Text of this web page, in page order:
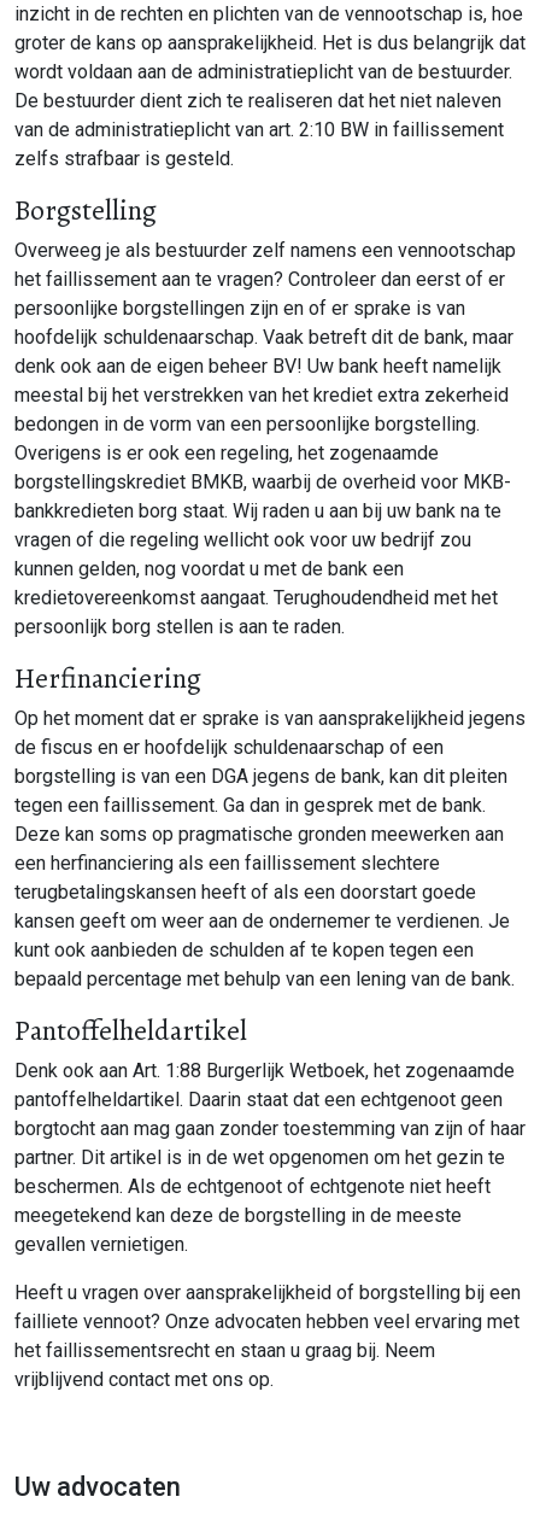
inzicht in de rechten en plichten van de vennootschap is, hoe
groter de kans op aansprakelijkheid. Het is dus belangrijk dat
wordt voldaan aan de administratieplicht van de bestuurder.
De bestuurder dient zich te realiseren dat het niet naleven
van de administratieplicht van art. 2:10 BW in faillissement
zelfs strafbaar is gesteld.
Borgstelling
Overweeg je als bestuurder zelf namens een vennootschap
het faillissement aan te vragen? Controleer dan eerst of er
persoonlijke borgstellingen zijn en of er sprake is van
hoofdelijk schuldenaarschap. Vaak betreft dit de bank, maar
denk ook aan de eigen beheer BV! Uw bank heeft namelijk
meestal bij het verstrekken van het krediet extra zekerheid
bedongen in de vorm van een persoonlijke borgstelling.
Overigens is er ook een regeling, het zogenaamde
borgstellingskrediet BMKB, waarbij de overheid voor MKB-
bankkredieten borg staat. Wij raden u aan bij uw bank na te
vragen of die regeling wellicht ook voor uw bedrijf zou
kunnen gelden, nog voordat u met de bank een
kredietovereenkomst aangaat. Terughoudendheid met het
persoonlijk borg stellen is aan te raden.
Herfinanciering
Op het moment dat er sprake is van aansprakelijkheid jegens
de fiscus en er hoofdelijk schuldenaarschap of een
borgstelling is van een DGA jegens de bank, kan dit pleiten
tegen een faillissement. Ga dan in gesprek met de bank.
Deze kan soms op pragmatische gronden meewerken aan
een herfinanciering als een faillissement slechtere
terugbetalingskansen heeft of als een doorstart goede
kansen geeft om weer aan de ondernemer te verdienen. Je
kunt ook aanbieden de schulden af te kopen tegen een
bepaald percentage met behulp van een lening van de bank.
Pantoffelheldartikel
Denk ook aan Art. 1:88 Burgerlijk Wetboek, het zogenaamde
pantoffelheldartikel. Daarin staat dat een echtgenoot geen
borgtocht aan mag gaan zonder toestemming van zijn of haar
partner. Dit artikel is in de wet opgenomen om het gezin te
beschermen. Als de echtgenoot of echtgenote niet heeft
meegetekend kan deze de borgstelling in de meeste
gevallen vernietigen.
Heeft u vragen over aansprakelijkheid of borgstelling bij een
failliete vennoot? Onze advocaten hebben veel ervaring met
het faillissementsrecht en staan u graag bij. Neem
vrijblijvend contact met ons op.
Uw advocaten